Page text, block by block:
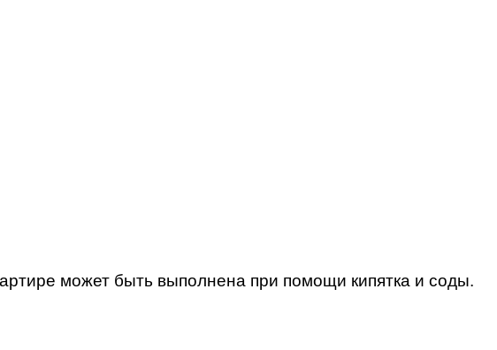
может быть выполнена при помощи кипятка и соды.